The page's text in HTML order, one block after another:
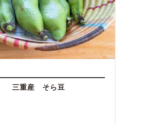
三重産 そら豆